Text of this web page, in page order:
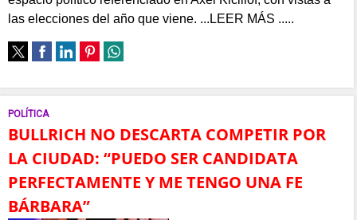
las elecciones del año que viene. ...LEER MÁS .....
POLÍTICA
BULLRICH NO DESCARTA COMPETIR POR
LA CIUDAD: “PUEDO SER CANDIDATA
PERFECTAMENTE Y ME TENGO UNA FE
BÁRBARA”